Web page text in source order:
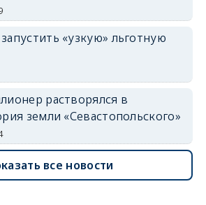
«узкую» льготную
растворялся в
земли «Севастопольского»
все новости